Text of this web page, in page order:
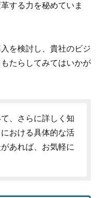
する力を秘めていま
を検討し、貴社のビジ
たらしてみてはいかが
、さらに詳しく知
おける具体的な活
あれば、お気軽に